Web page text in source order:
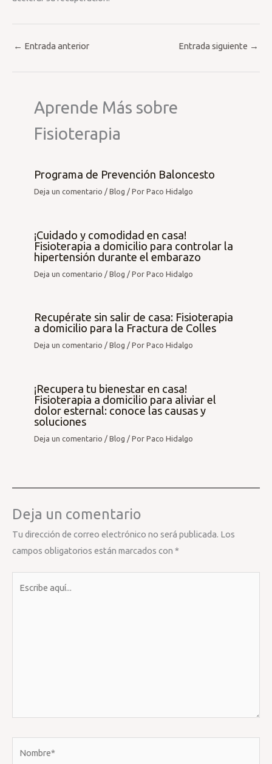
← Entrada anterior Entrada siguiente →
Aprende Más sobre
Fisioterapia
Programa de Prevención Baloncesto
Deja un comentario /Blog / PorPaco Hidalgo
¡Cuidado y comodidad en casa!
Fisioterapia a domicilio para controlar la
hipertensión durante el embarazo
Deja un comentario /Blog / PorPaco Hidalgo
Recupérate sin salir de casa: Fisioterapia
a domicilio para la Fractura de Colles
Deja un comentario /Blog / PorPaco Hidalgo
¡Recupera tu bienestar en casa!
Fisioterapia a domicilio para aliviar el
dolor esternal: conoce las causas y
soluciones
Deja un comentario /Blog / PorPaco Hidalgo
Deja un comentario
Tu dirección de correo electrónico no será publicada. Los
campos obligatorios están marcados con *